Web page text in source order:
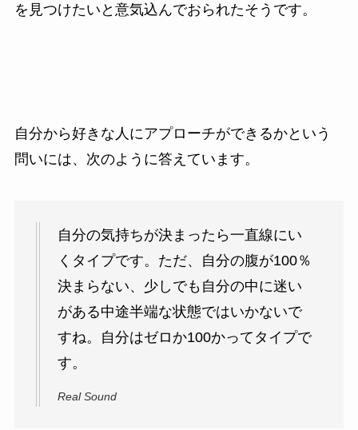
を見つけたいと意気込んでおられたそうです。
自分から好きな人にアプローチができるかという
問いには、次のように答えています。
自分の気持ちが決まったら一直線にい
くタイプです。ただ、自分の腹が100％
決まらない、少しでも自分の中に迷い
がある中途半端な状態ではいかないで
すね。自分はゼロか100かってタイプで
す。
Real Sound